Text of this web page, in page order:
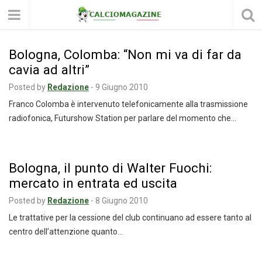
Bologna, Colomba: “Non mi va di far da
cavia ad altri”
Posted by Redazione - 9 Giugno 2010
Franco Colomba è intervenuto telefonicamente alla trasmissione
radiofonica, Futurshow Station per parlare del momento che…
Bologna, il punto di Walter Fuochi:
mercato in entrata ed uscita
Posted by Redazione - 8 Giugno 2010
Le trattative per la cessione del club continuano ad essere tanto al
centro dell’attenzione quanto…